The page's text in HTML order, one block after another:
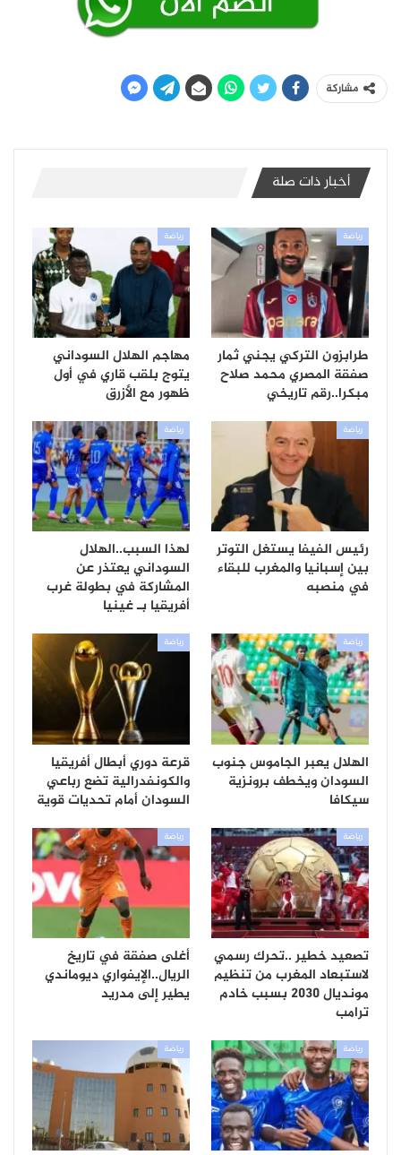
مشاركة
أخبار ذات صلة
رياضة
طرابزون التركي يجني ثمار
صفقة المصري محمد صلاح
مبكرا..رقم تاريخي
رياضة
مهاجم الهلال السوداني
يتوج بلقب قاري في أول
ظهور مع الأزرق
رياضة
رئيس الفيفا يستغل التوتر
بين إسبانيا والمغرب للبقاء
في منصبه
رياضة
لهذا السبب..الهلال
السوداني يعتذر عن
المشاركة في بطولة غرب
أفريقيا بـ غينيا
رياضة
الهلال يعبر الجاموس جنوب
السودان ويخطف برونزية
سيكافا
رياضة
قرعة دوري أبطال أفريقيا
والكونفدرالية تضع رباعي
السودان أمام تحديات قوية
رياضة
تصعيد خطير ..تحرك رسمي
لاستبعاد المغرب من تنظيم
مونديال 2030 بسبب خادم
ترامب
رياضة
أغلى صفقة في تاريخ
الريال..الإيفواري ديوماندي
يطير إلى مدريد
رياضة رياضة